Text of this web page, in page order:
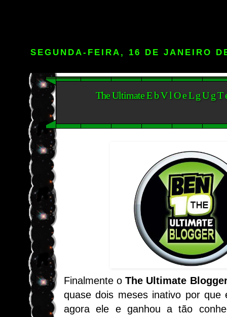
SEGUNDA-FEIRA, 16 DE JANEIRO
The Ultimate E b V l O e L g U g T
Finalmente oThe Ultimate
quase dois meses inativo por que
agora ele e ganhou a tão